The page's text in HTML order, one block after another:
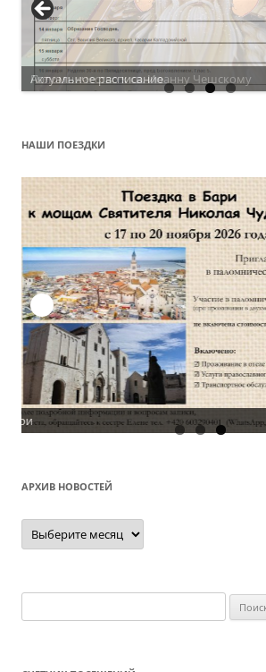
Актуальное расписание
НАШИ ПОЕЗДКИ
АРХИВ НОВОСТЕЙ
Архив
новостей